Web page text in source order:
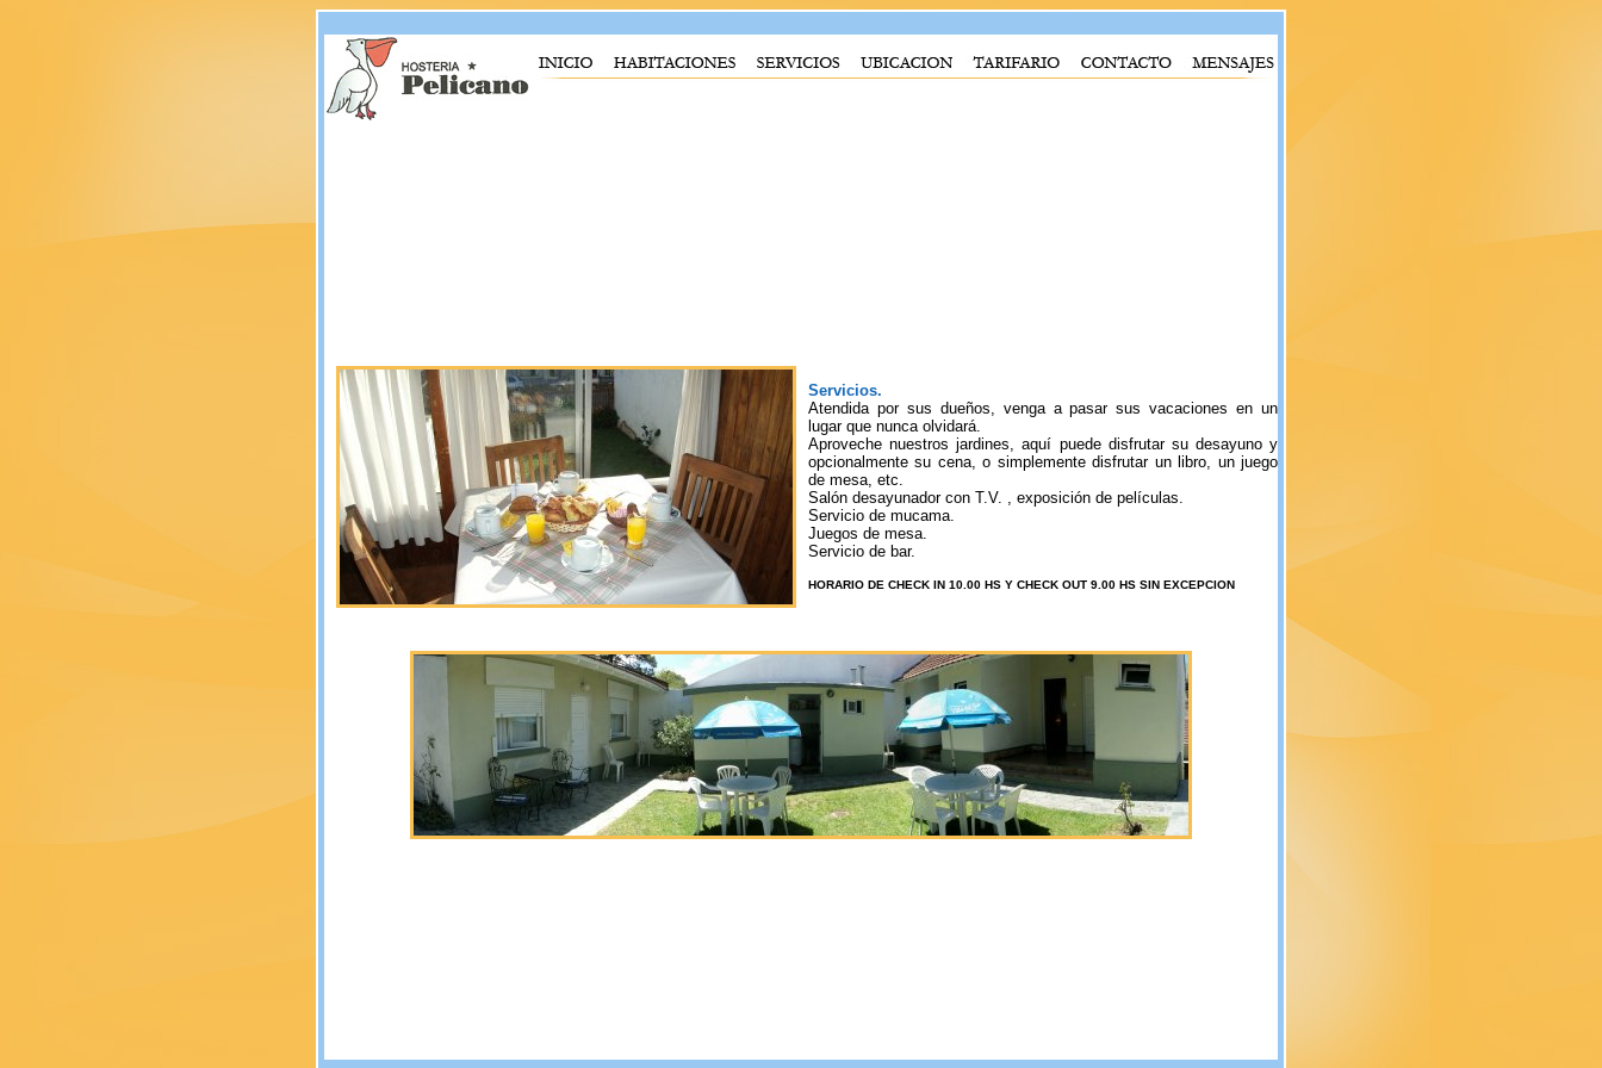
Servicios.
Atendida por sus dueños, venga a pasar sus vacaciones en un
lugar que nunca olvidará.
Aproveche nuestros jardines, aquí puede disfrutar su desayuno y
opcionalmente su cena, o simplemente disfrutar un libro, un juego
de mesa, etc.
Salón desayunador con T.V. , exposición de películas.
Servicio de mucama.
Juegos de mesa.
Servicio de bar.
HORARIO DE CHECK IN 10.00 HS Y CHECK OUT 9.00 HS SIN EXCEPCION